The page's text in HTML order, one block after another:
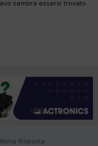
sembra essersi trovato
Risposta